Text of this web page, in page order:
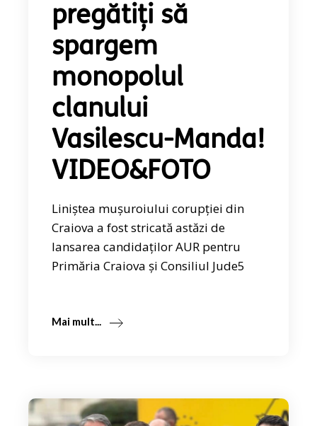
pregătiți să
spargem
monopolul
clanului
Vasilescu-Manda!
VIDEO&FOTO
Liniștea mușuroiului corupției din
Craiova a fost stricată astăzi de
lansarea candidaților AUR pentru
Primăria Craiova și Consiliul Jude5
Mai mult...